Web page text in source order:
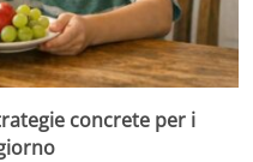
concrete per i